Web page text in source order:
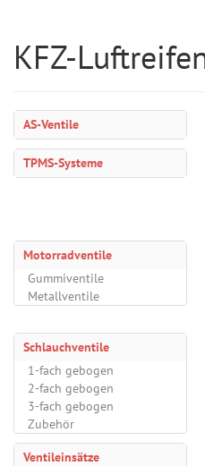
KFZ-
AS-Ventile
TPMS-Systeme
Motorradventile
Gummiventile
Metallventile
Schlauchventile
1-fach gebogen
2-fach gebogen
3-fach gebogen
Zubehör
Ventileinsätze